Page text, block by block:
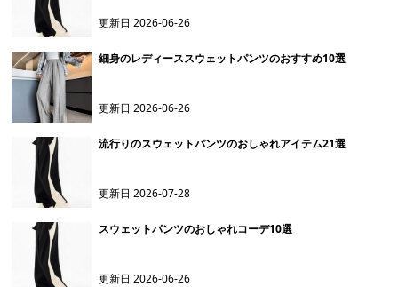
更新日2026-06-26
細身のレディーススウェットパンツのおすすめ10選
更新日2026-06-26
流行りのスウェットパンツのおしゃれアイテム21選
更新日2026-07-28
スウェットパンツのおしゃれコーデ10選
更新日2026-06-26